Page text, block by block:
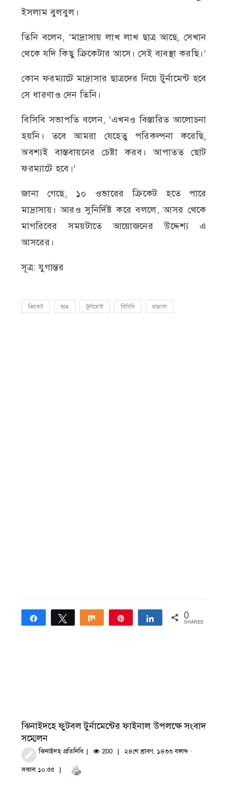
ইসলাম বুলবুল।
তিনি বলেন, ‘মাদ্রাসায় লাখ লাখ ছাত্র আছে, সেখান
থেকে যদি কিছু ক্রিকেটার আসে। সেই ব্যবস্থা করছি।’
কোন ফরম্যাটে মাদ্রাসার ছাত্রদের নিয়ে টুর্নামেন্ট হবে
সে ধারণাও দেন তিনি।
বিসিবি সভাপতি বলেন, ‘এখনও বিস্তারিত আলোচনা
হয়নি। তবে আমরা যেহেতু পরিকল্পনা করেছি,
অবশ্যই বাস্তবায়নের চেষ্টা করব। আপাতত ছোট
ফরম্যাটে হবে।’
জানা গেছে, ১০ ওভারের ক্রিকেট হতে পারে
মাদ্রাসায়। আরও সুনির্দিষ্ট করে বললে, আসর থেকে
মাগরিবের সময়টাতে আয়োজনের উদ্দেশ্য এ
আসরের।
সূত্র: যুগান্তর
ক্রিকেট ছাত্র টুর্নামেন্ট বিসিবি মাদ্রাসা
Share Tweet Share Share 0
SHARES
ঝিনাইদহে ফুটবল টুর্নামেন্টের ফাইনাল উপলক্ষে সংবাদ
সম্মেলন
ঝিনাইদহ প্রতিনিধি 200 ২৪শে শ্রাবণ, ১৪৩৩ বঙ্গাব্দ ·
সকাল ১০:৫৫